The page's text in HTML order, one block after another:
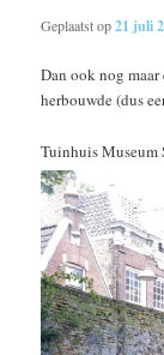
Geplaatst op21 juli
Dan ook nog
herbouwde (dus
Tuinhuis Museum